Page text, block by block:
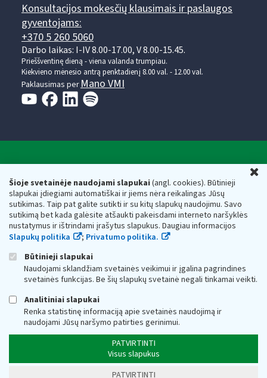
Šioje svetainėje naudojami slapukai(angl. cookies). Būtinieji
slapukai įdiegiami automatiškai ir jiems nėra reikalingas Jūsų
sutikimas. Taip pat galite sutikti ir su kitų slapukų naudojimu. Savo
sutikimą bet kada galėsite atšaukti pakeisdami interneto naršyklės
nustatymus ir ištrindami įrašytus slapukus. Daugiau informacijos
Slapukų politika
; Privatumo politika.
Būtinieji slapukai
Naudojami sklandžiam svetainės veikimui ir įgalina pagrindines
svetainės funkcijas. Be šių slapukų svetainė negali tinkamai veikti.
Analitiniai slapukai
Renka statistinę informaciją apie svetainės naudojimą ir
naudojami Jūsų naršymo patirties gerinimui.
PATVIRTINTI
Visus slapukus
PATVIRTINTI
Konsultacijos mokesčių klausimais ir paslaugos
gyventojams:
+370 5 260 5060
Darbo laikas: I-IV 8.00-17.00, V 8.00-15.45.
Prieššventinę dieną - viena valanda trumpiau.
Kiekvieno mėnesio antrą penktadienį 8.00 val. - 12.00 val.
Paklausimas per Mano VMI
Respublikos finansų ministerijos
Biudžetinė įstaiga. Juridinio asmens kodas — 188659752,
adresas: Vasario 16-osios g. 14, 01107 Vilnius, Lietuva, el.paštas:
vmi@vmi.lt, E. pristatymo dėžutės adresas 188659752
Duomenys apie Valstybinę mokesčių inspekciją prie Lietuvos
Respublikos finansų ministerijos kaupiami ir saugomi Juridinių